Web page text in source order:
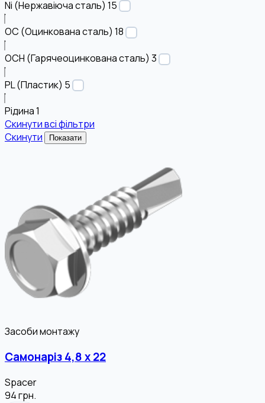
Ni (Нержавіюча сталь) 15
OC (Оцинкована сталь) 18
OCH (Гарячеоцинкована сталь) 3
PL (Пластик) 5
Рідина1
Скинути всі фільтри
Скинути
Показати
Засоби монтажу
Самонаріз 4,8 х 22
Spacer
94грн.